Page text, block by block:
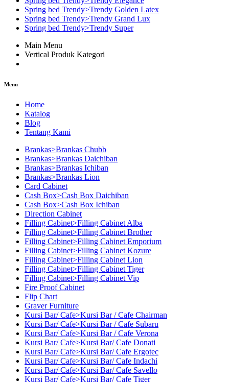
Spring bed Trendy>Trendy Golden Latex
Spring bed Trendy>Trendy Grand Lux
Spring bed Trendy>Trendy Super
Main Menu
Vertical Produk Kategori
Menu
Home
Katalog
Blog
Tentang Kami
Brankas>Brankas Chubb
Brankas>Brankas Daichiban
Brankas>Brankas Ichiban
Brankas>Brankas Lion
Card Cabinet
Cash Box>Cash Box Daichiban
Cash Box>Cash Box Ichiban
Direction Cabinet
Filling Cabinet>Filling Cabinet Alba
Filling Cabinet>Filling Cabinet Brother
Filling Cabinet>Filling Cabinet Emporium
Filling Cabinet>Filling Cabinet Kozure
Filling Cabinet>Filling Cabinet Lion
Filling Cabinet>Filling Cabinet Tiger
Filling Cabinet>Filling Cabinet Vip
Fire Proof Cabinet
Flip Chart
Graver Furniture
Kursi Bar/ Cafe>Kursi Bar / Cafe Chairman
Kursi Bar/ Cafe>Kursi Bar / Cafe Subaru
Kursi Bar/ Cafe>Kursi Bar / Cafe Verona
Kursi Bar/ Cafe>Kursi Bar/ Cafe Donati
Kursi Bar/ Cafe>Kursi Bar/ Cafe Ergotec
Kursi Bar/ Cafe>Kursi Bar/ Cafe Indachi
Kursi Bar/ Cafe>Kursi Bar/ Cafe Savello
Kursi Bar/ Cafe>Kursi Bar/ Cafe Tiger